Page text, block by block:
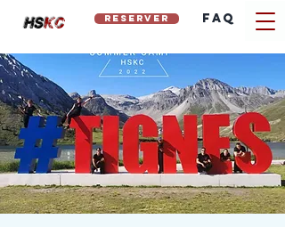
hskc reserver FAQ